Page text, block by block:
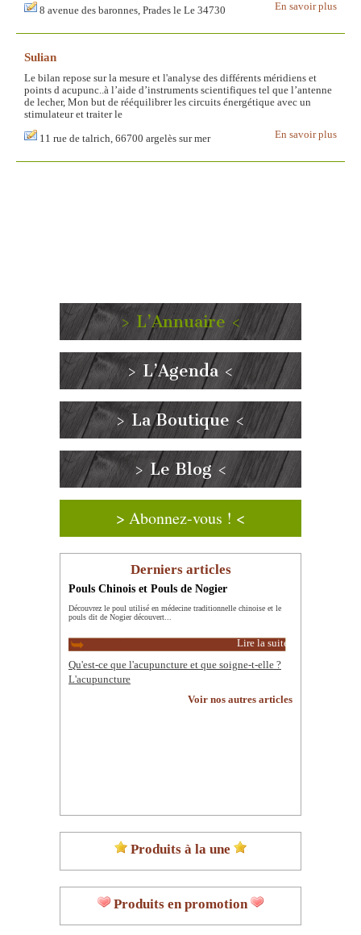
En savoir plus
8 avenue des baronnes, Prades le Le 34730
Sulian
Le bilan repose sur la mesure et l'analyse des différents méridiens et
points d acupunc..à l’aide d’instruments scientifiques tel que l’antenne
de lecher, Mon but de rééquilibrer les circuits énergétique avec un
stimulateur et traiter le
En savoir plus
11 rue de talrich, 66700 argelès sur mer
> L’Annuaire <
> L’Agenda <
> La Boutique <
> Le Blog <
> Abonnez-vous ! <
Derniers articles
Pouls Chinois et Pouls de Nogier
Découvrez le poul utilisé en médecine traditionnelle chinoise et le
pouls dit de Nogier découvert...
Lire la suite
Qu'est-ce que l'acupuncture et que soigne-t-elle ?
L'acupuncture
Voir nos autres articles
Produits à la une
Produits en promotion